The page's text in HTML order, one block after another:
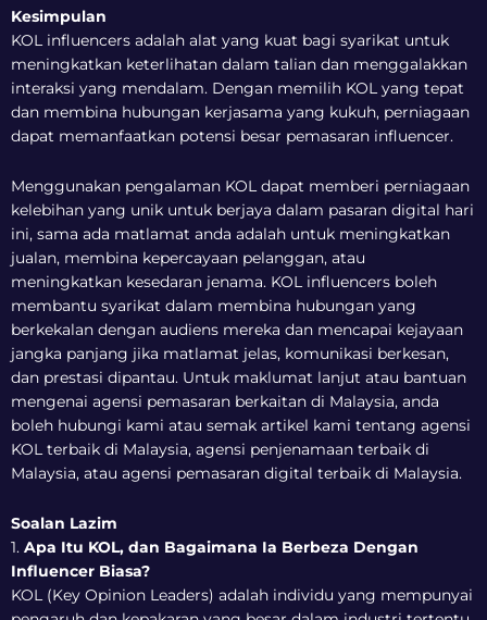
Kesimpulan
KOL influencers adalah alat yang kuat bagi syarikat untuk
meningkatkan keterlihatan dalam talian dan menggalakkan
interaksi yang mendalam. Dengan memilih KOL yang tepat
dan membina hubungan kerjasama yang kukuh, perniagaan
dapat memanfaatkan potensi besar pemasaran influencer.
Menggunakan pengalaman KOL dapat memberi perniagaan
kelebihan yang unik untuk berjaya dalam pasaran digital hari
ini, sama ada matlamat anda adalah untuk meningkatkan
jualan, membina kepercayaan pelanggan, atau
meningkatkan kesedaran jenama. KOL influencers boleh
membantu syarikat dalam membina hubungan yang
berkekalan dengan audiens mereka dan mencapai kejayaan
jangka panjang jika matlamat jelas, komunikasi berkesan,
dan prestasi dipantau. Untuk maklumat lanjut atau bantuan
mengenai agensi pemasaran berkaitan di Malaysia, anda
boleh hubungi kami atau semak artikel kami tentang agensi
KOL terbaik di Malaysia, agensi penjenamaan terbaik di
Malaysia, atau agensi pemasaran digital terbaik di Malaysia.
Soalan Lazim
1. Apa Itu KOL, dan Bagaimana Ia Berbeza Dengan
Influencer Biasa?
KOL (Key Opinion Leaders) adalah individu yang mempunyai